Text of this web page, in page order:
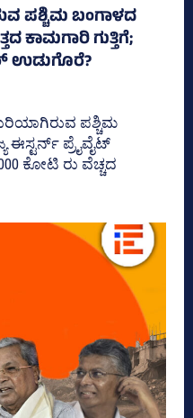
ಪಶ್ಚಿಮ ಬಂಗಾಳದ
ಕಾಮಗಾರಿ ಗುತ್ತಿಗೆ;
ಉಡುಗೊರೆ?
ಪಶ್ಚಿಮ
ಪ್ರೈವೈಟ್‌
ಕೋಟಿ ರು ವೆಚ್ಚದ